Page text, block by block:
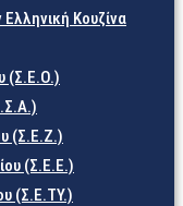
Κουζίνα
(Σ.Ε.Ο.)
(Σ.Ε.Ζ.)
(Σ.Ε.Ε.)
(Σ.Ε.TY.)